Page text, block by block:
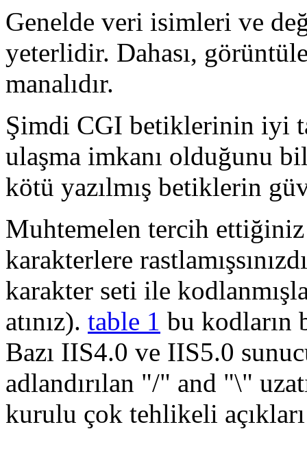
Genelde veri isimleri ve
yeterlidir. Dahası,
manalıdır.
Şimdi CGI betiklerinin iyi
ulaşma imkanı olduğunu
kötü yazılmış betiklerin
Muhtemelen tercih ettiğiniz
karakterlere
karakter seti ile
atınız). table 1 bu kodların
Bazı IIS4.0 ve IIS5.0
adlandırılan "/" and "\"
kurulu çok tehlikeli